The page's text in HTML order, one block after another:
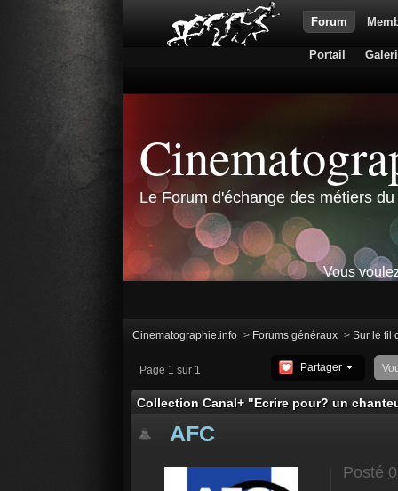
Forum
Portail
Le Forum d'échange des métiers
Vous
Cinematographie.info > Forums généraux > Sur le fil
Page 1 sur 1 Partager
Collection Canal+ "Ecrire pour? un
AFC
Posté